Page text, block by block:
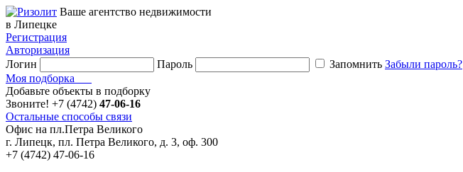
Ваше агентство недвижимости
в Липецке
Регистрация
Авторизация
Логин
Пароль Запомнить Забыли пароль?
Моя подборка
Добавьте объекты в подборку
Звоните! +7 (4742) 47-06-16
Остальные способы связи
Офис на пл.Петра Великого
г. Липецк, пл. Петра Великого, д. 3, оф. 300
+7 (4742) 47-06-16